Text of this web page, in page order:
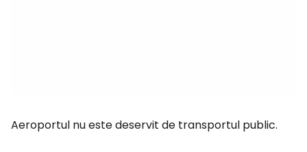
Aeroportul nu este deservit de transportul public.